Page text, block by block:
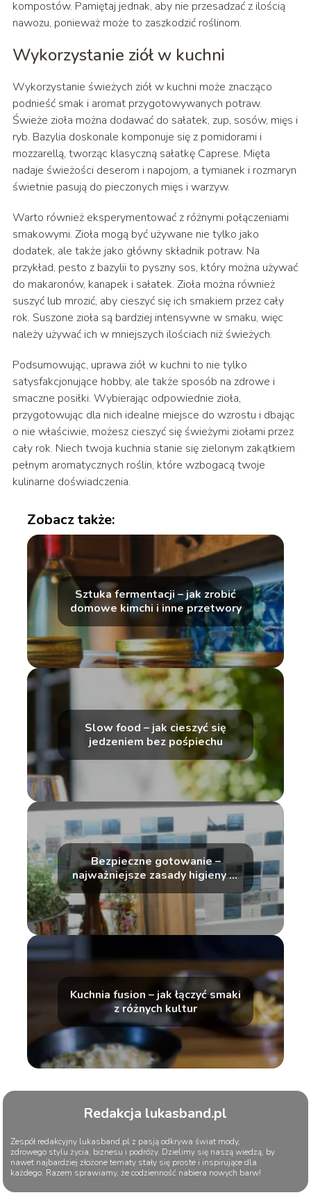
kompostów. Pamiętaj jednak, aby nie przesadzać z ilością
nawozu, ponieważ może to zaszkodzić roślinom.
Wykorzystanie ziół w kuchni
Wykorzystanie świeżych ziół w kuchni może znacząco
podnieść smak i aromat przygotowywanych potraw.
Świeże zioła można dodawać do sałatek, zup, sosów, mięs i
ryb. Bazylia doskonale komponuje się z pomidorami i
mozzarellą, tworząc klasyczną sałatkę Caprese. Mięta
nadaje świeżości deserom i napojom, a tymianek i rozmaryn
świetnie pasują do pieczonych mięs i warzyw.
Warto również eksperymentować z różnymi połączeniami
smakowymi. Zioła mogą być używane nie tylko jako
dodatek, ale także jako główny składnik potraw. Na
przykład, pesto z bazylii to pyszny sos, który można używać
do makaronów, kanapek i sałatek. Zioła można również
suszyć lub mrozić, aby cieszyć się ich smakiem przez cały
rok. Suszone zioła są bardziej intensywne w smaku, więc
należy używać ich w mniejszych ilościach niż świeżych.
Podsumowując, uprawa ziół w kuchni to nie tylko
satysfakcjonujące hobby, ale także sposób na zdrowe i
smaczne posiłki. Wybierając odpowiednie zioła,
przygotowując dla nich idealne miejsce do wzrostu i dbając
o nie właściwie, możesz cieszyć się świeżymi ziołami przez
cały rok. Niech twoja kuchnia stanie się zielonym zakątkiem
pełnym aromatycznych roślin, które wzbogacą twoje
kulinarne doświadczenia.
Zobacz także:
Sztuka fermentacji – jak zrobić
domowe kimchi i inne przetwory
Slow food – jak cieszyć się
jedzeniem bez pośpiechu
Bezpieczne gotowanie –
najważniejsze zasady higieny w
Kuchnia fusion – jak łączyć smaki
z różnych kultur
Redakcja lukasband.pl
Zespół redakcyjny lukasband.pl z pasją odkrywa świat mody,
zdrowego stylu życia, biznesu i podróży. Dzielimy się naszą wiedzą, by
nawet najbardziej złożone tematy stały się proste i inspirujące dla
każdego. Razem sprawiamy, że codzienność nabiera nowych barw!